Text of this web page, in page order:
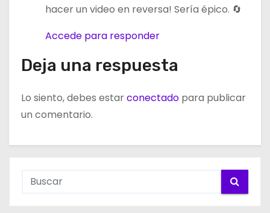
hacer un video en reversa! Sería épico. 🔄
Accede para responder
Deja una respuesta
Lo siento, debes estarconectado para publicar
un comentario.